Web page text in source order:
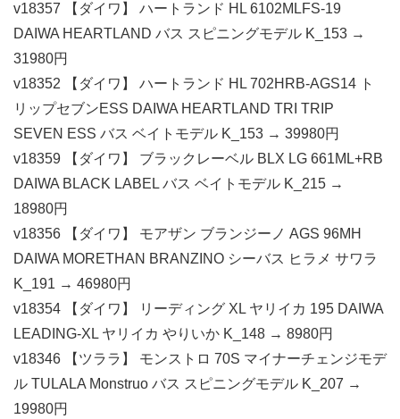
v18357 【ダイワ】 ハートランド HL 6102MLFS-19
DAIWA HEARTLAND バス スピニングモデル K_153 →
31980円
v18352 【ダイワ】 ハートランド HL 702HRB-AGS14 ト
リップセブンESS DAIWA HEARTLAND TRI TRIP
SEVEN ESS バス ベイトモデル K_153 → 39980円
v18359 【ダイワ】 ブラックレーベル BLX LG 661ML+RB
DAIWA BLACK LABEL バス ベイトモデル K_215 →
18980円
v18356 【ダイワ】 モアザン ブランジーノ AGS 96MH
DAIWA MORETHAN BRANZINO シーバス ヒラメ サワラ
K_191 → 46980円
v18354 【ダイワ】 リーディング XL ヤリイカ 195 DAIWA
LEADING-XL ヤリイカ やりいか K_148 → 8980円
v18346 【ツララ】 モンストロ 70S マイナーチェンジモデ
ル TULALA Monstruo バス スピニングモデル K_207 →
19980円